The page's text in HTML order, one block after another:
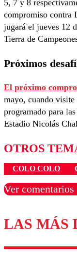
5, 7 y 8
compromiso contra
jugará el jueves 12
Tierra de
Próximos
El próximo
mayo, cuando
programado para
Estadio Nicolás
OTROS
COLO COLO
Ver comentarios
Los
Nombre
LAS MÁS